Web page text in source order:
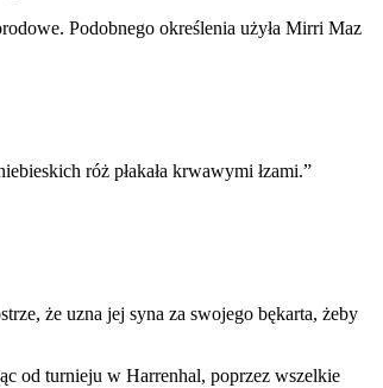
Podobnego określenia użyła Mirri Maz
róż płakała krwawymi łzami.”
że uzna jej syna za swojego bękarta, żeby
od turnieju w Harrenhal, poprzez wszelkie